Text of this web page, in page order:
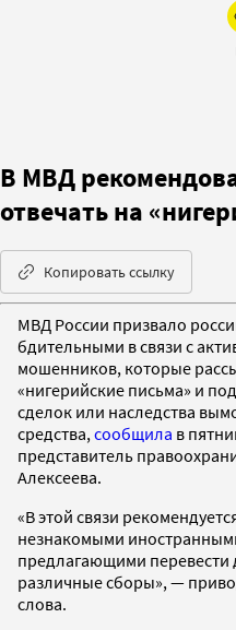
В МВД
отвечать на
Копировать ссылку
МВД России призвало
бдительными в связи с
мошенников, которые
«нигерийские письма» и
сделок или наследства
средства, сообщила в
представитель
Алексеева.
«В этой связи
незнакомыми
предлагающими перевести
различные сборы», —
слова.